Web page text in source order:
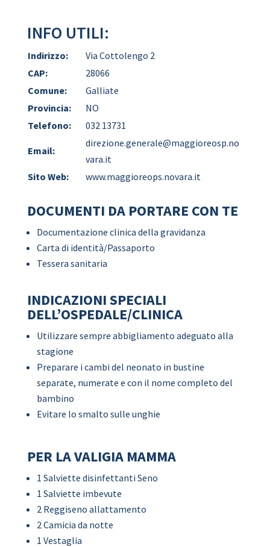
INFO UTILI:
Indirizzo:
Via Cottolengo 2
CAP:
28066
Comune:
Galliate
Provincia:
NO
Telefono:
032 13731
Email:
direzione.generale@maggioreosp.no
vara.it
Sito Web:
www.maggioreops.novara.it
DOCUMENTI DA PORTARE CON TE
Documentazione clinica della gravidanza
Carta di identità/Passaporto
Tessera sanitaria
INDICAZIONI SPECIALI
DELL’OSPEDALE/CLINICA
Utilizzare sempre abbigliamento adeguato alla
stagione
Preparare i cambi del neonato in bustine
separate, numerate e con il nome completo del
bambino
Evitare lo smalto sulle unghie
PER LA VALIGIA MAMMA
1 Salviette disinfettanti Seno
1 Salviette imbevute
2 Reggiseno allattamento
2 Camicia da notte
1 Vestaglia